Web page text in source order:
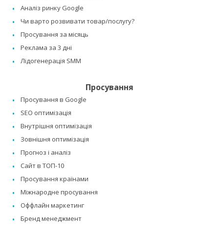
Аналіз ринку Google
Чи варто розвивати товар/послугу?
Просування за місяць
Реклама за 3 дні
Лідогенерація SMM
Просування
Просування в Google
SEO оптимізація
Внутрішня оптимізація
Зовнішня оптимізація
Прогноз і аналіз
Сайт в ТОП-10
Просування країнами
Міжнародне просування
Оффлайн маркетинг
Бренд менеджмент